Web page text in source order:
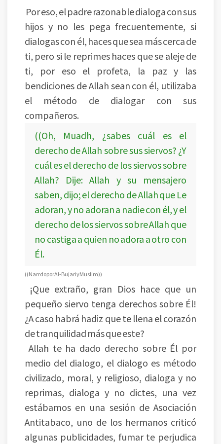
Por eso, el padre razonable dialoga con sus
hijos y no les pega frecuentemente, si
dialogas con él, haces que sea más cerca de
ti, pero si le reprimes haces que se aleje de
ti, por eso el profeta, la paz y las
bendiciones de Allah sean con él, utilizaba
el método de dialogar con sus
compañeros.
((Oh, Muadh, ¿sabes cuál es el
derecho de Allah sobre sus siervos? ¿Y
cuál es el derecho de los siervos sobre
Allah? Dije: Allah y su mensajero
saben, dijo; el derecho de Allah que Le
adoran, y no adoran a nadie con él, y el
derecho de los siervos sobre Allah que
no castiga a quien no adora a otro con
Él.
((Narrdo por Al-Bujari y Muslim))
¡Que extraño, gran Dios hace que un
pequeño siervo tenga derechos sobre Él!
¿A caso habrá hadiz que te llena el corazón
de tranquilidad más que este?
Allah te ha dado derecho sobre Él por
medio del dialogo, el dialogo es método
civilizado, moral, y religioso, dialoga y no
reprimas, dialoga y no dictes, una vez
estábamos en una sesión de Asociación
Antitabaco, uno de los hermanos criticó
algunas publicidades, fumar te perjudica